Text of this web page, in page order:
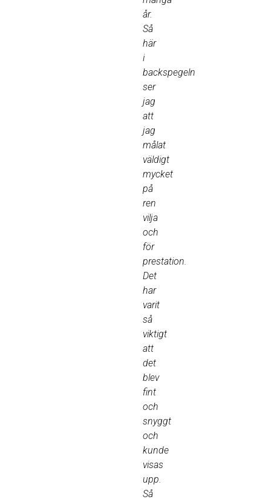
år.
Så
här
i
backspegeln
ser
jag
att
jag
målat
väldigt
mycket
på
ren
vilja
och
för
prestation.
Det
har
varit
så
viktigt
att
det
blev
fint
och
snyggt
och
kunde
visas
upp.
Så